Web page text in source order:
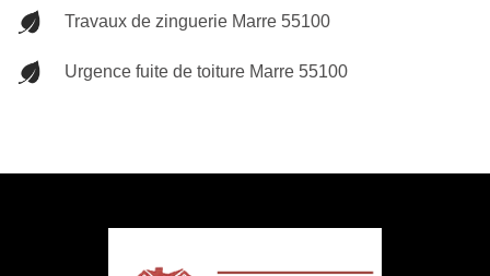
Travaux de zinguerie Marre 55100
Urgence fuite de toiture Marre 55100